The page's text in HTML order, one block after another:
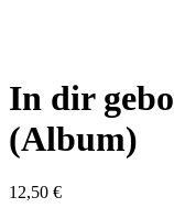
In dir
(Album)
12,50 €